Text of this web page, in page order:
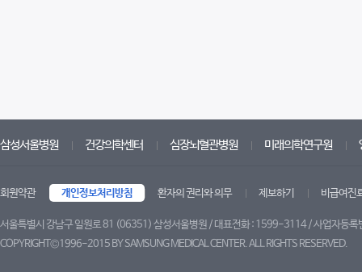
삼성서울병원 건강의학센터 심장뇌혈관병원 미래의학연구원
회원약관 개인정보처리방침 환자의 권리와 의무 제보하기 비급여진
서울특별시 강남구 일원로 81 (06351) 삼성서울병원 / 대표전화 : 1599-3114 / 사업자등
COPYRIGHT©1996-2015 BY SAMSUNG MEDICAL CENTER. ALL RIGHTS RESERVED.